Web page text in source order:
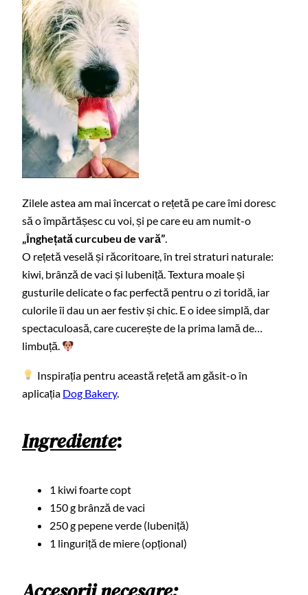
Zilele astea am mai încercat o rețetă pe care îmi doresc
să o împărtășesc cu voi, și pe care eu am numit-o
„Înghețată curcubeu de vară”.
O rețetă veselă și răcoritoare, în trei straturi naturale:
kiwi, brânză de vaci și lubeniță. Textura moale și
gusturile delicate o fac perfectă pentru o zi toridă, iar
culorile îi dau un aer festiv și chic. E o idee simplă, dar
spectaculoasă, care cucerește de la prima lamă de…
limbuță.
Inspirația pentru această rețetă am găsit-o în
aplicația Dog Bakery.
Ingrediente:
1 kiwi foarte copt
150 g brânză de vaci
250 g pepene verde (lubeniță)
1 linguriță de miere (opțional)